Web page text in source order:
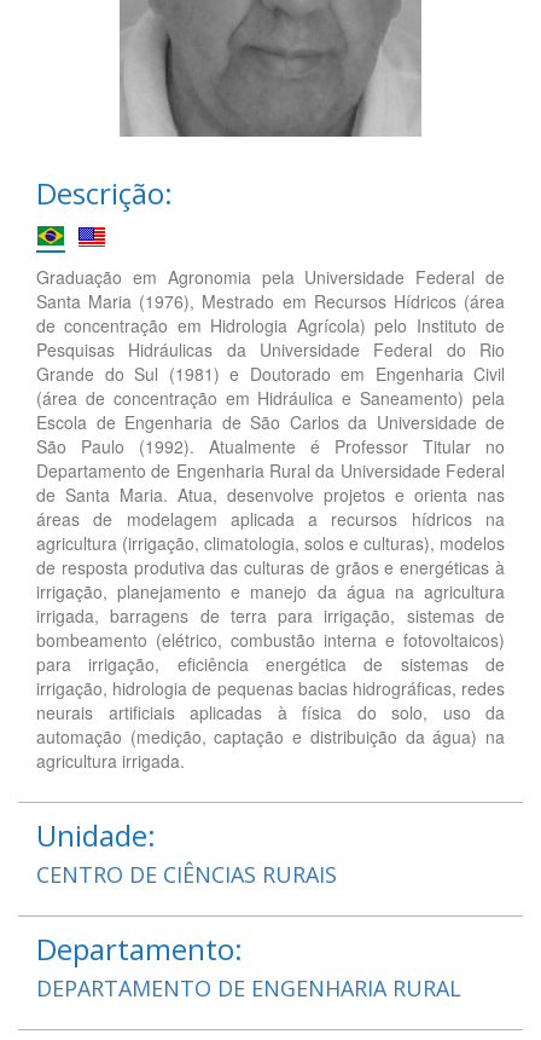
Descrição:
Graduação em Agronomia pela Universidade Federal de
Santa Maria (1976), Mestrado em Recursos Hídricos (área
de concentração em Hidrologia Agrícola) pelo Instituto de
Pesquisas Hidráulicas da Universidade Federal do Rio
Grande do Sul (1981) e Doutorado em Engenharia Civil
(área de concentração em Hidráulica e Saneamento) pela
Escola de Engenharia de São Carlos da Universidade de
São Paulo (1992). Atualmente é Professor Titular no
Departamento de Engenharia Rural da Universidade Federal
de Santa Maria. Atua, desenvolve projetos e orienta nas
áreas de modelagem aplicada a recursos hídricos na
agricultura (irrigação, climatologia, solos e culturas), modelos
de resposta produtiva das culturas de grãos e energéticas à
irrigação, planejamento e manejo da água na agricultura
irrigada, barragens de terra para irrigação, sistemas de
bombeamento (elétrico, combustão interna e fotovoltaicos)
para irrigação, eficiência energética de sistemas de
irrigação, hidrologia de pequenas bacias hidrográficas, redes
neurais artificiais aplicadas à física do solo, uso da
automação (medição, captação e distribuição da água) na
agricultura irrigada.
Unidade:
CENTRO DE CIÊNCIAS RURAIS
Departamento:
DEPARTAMENTO DE ENGENHARIA RURAL